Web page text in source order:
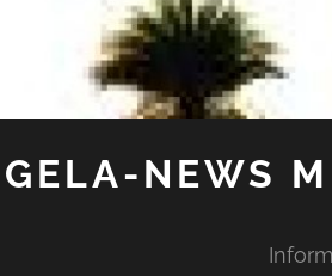
GELA-NEWS